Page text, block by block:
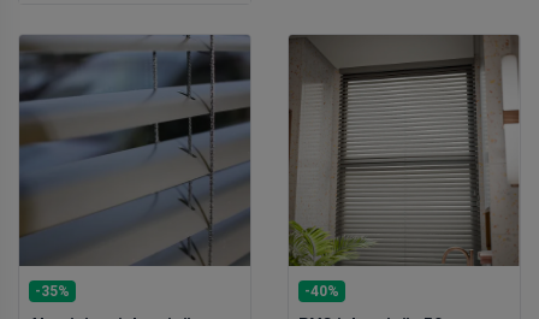
-35% -40%